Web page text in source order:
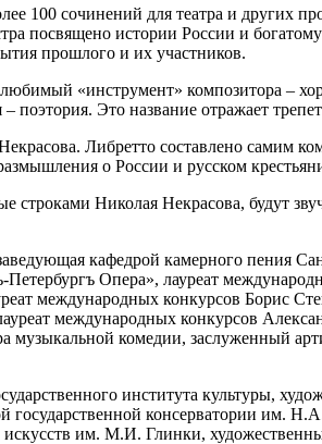
100 сочинений для театра и других
посвящено истории России и
прошлого и их участников.
«инструмент» композитора –
– поэтория. Это название отражает
Либретто составлено самим
о России и русском
Николая Некрасова, будут
кафедрой камерного пения
Опера», лауреат
международных конкурсов Борис
международных конкурсов
музыкальной комедии, заслуженный
института культуры,
государственной консерватории им.
им. М.И. Глинки,